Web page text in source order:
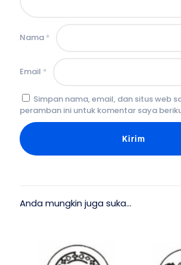
Nama *
Email *
Simpan nama, email, dan situs web
peramban ini untuk komentar saya
Anda mungkin juga suka…